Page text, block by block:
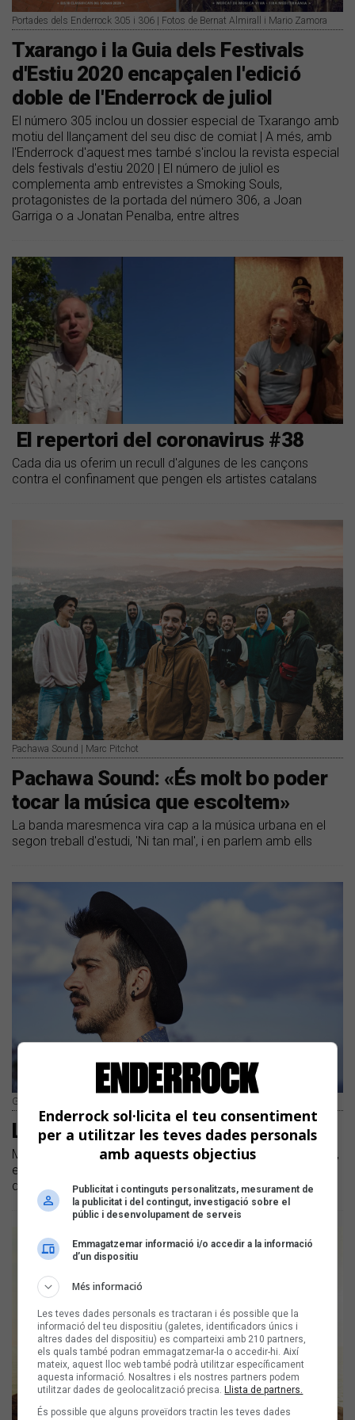
Portades dels Enderrock 305 i 306 | Fotos de Bernat Almirall i Mario Zamora
Txarango i la Guia dels Festivals
d'Estiu 2020 encapçalen l'edició
doble de l'Enderrock de juliol
El número 305 inclou un dossier especial de Txarango amb
motiu del llançament del seu disc de comiat | A més, amb
l'Enderrock d'aquest mes també s'inclou la revista especial
dels festivals d'estiu 2020 | El número de juliol es
complementa amb entrevistes a Smoking Souls,
protagonistes de la portada del número 306, a Joan
Garriga o a Jonatan Penalba, entre altres
​ El repertori del coronavirus #38
Cada dia us oferim un recull d'algunes de les cançons
contra el confinament que pengen els artistes catalans
Pachawa Sound | Marc Pitchot
Pachawa Sound: «És molt bo poder
tocar la música que escoltem»
La banda maresmenca vira cap a la música urbana en el
segon treball d'estudi, 'Ni tan mal', i en parlem amb ells
Gerard Aledo | Michal Novak
La banda sonora de 2020 (II)
Maria Arnal i Marcel Bagés, Jorra i Gomorra i Gerard Aledo,
entre els propers treballs | Llistem una vintena de novetats
discogràfiques que arribaran amb el nou any
Enderrock sol·licita el teu consentiment
per a utilitzar les teves dades personals
amb aquests objectius
Publicitat i continguts personalitzats, mesurament de
la publicitat i del contingut, investigació sobre el
públic i desenvolupament de serveis
Emmagatzemar informació i/o accedir a la informació
d’un dispositiu
Més informació
Les teves dades personals es tractaran i és possible que la
informació del teu dispositiu (galetes, identificadors únics i
altres dades del dispositiu) es comparteixi amb 210 partners,
els quals també podran emmagatzemar-la o accedir-hi. Així
mateix, aquest lloc web també podrà utilitzar específicament
aquesta informació. Nosaltres i els nostres partners podem
utilitzar dades de geolocalització precisa. Llista de partners.
És possible que alguns proveïdors tractin les teves dades